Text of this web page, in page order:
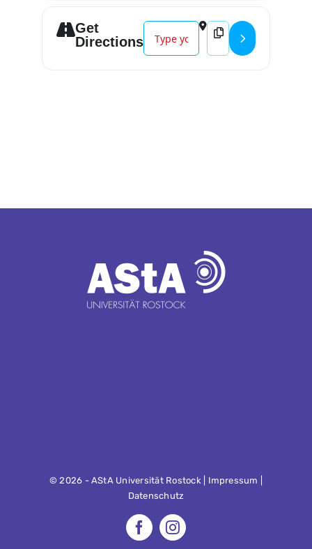
Get
Directions
Address - Diskothek der DRK-
Destination Address
©2026 - AStA Universität Rostock | Impressum
Datenschutz
FacebookInstagram